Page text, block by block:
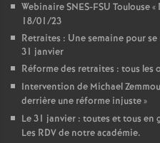
Webinaire SNES-FSU Toulouse «
18/01/23
Retraites : Une semaine pour
31 janvier
Réforme des retraites : tous les
Intervention de Michael
derrière une réforme injuste»
Le 31 janvier : toutes et tous en
Les RDV de notre académie.